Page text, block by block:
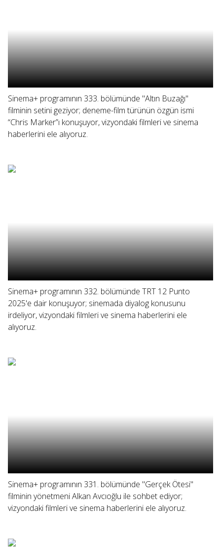
Sinema+ programının 333. bölümünde "Altın Buzağı"
filminin setini geziyor; deneme-film türünün özgün ismi
“Chris Marker”ı konuşuyor, vizyondaki filmleri ve sinema
haberlerini ele alıyoruz.
Sinema+ programının 332. bölümünde TRT 12 Punto
2025'e dair konuşuyor; sinemada diyalog konusunu
irdeliyor, vizyondaki filmleri ve sinema haberlerini ele
alıyoruz.
Sinema+ programının 331. bölümünde "Gerçek Ötesi"
filminin yönetmeni Alkan Avcıoğlu ile sohbet ediyor;
vizyondaki filmleri ve sinema haberlerini ele alıyoruz.